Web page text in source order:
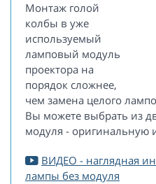
Монтаж голой
колбы в уже
используемый
ламповый модуль
проектора на
порядок сложнее,
чем замена целого
Вы можете выбрать из
модуля - оригинальную
ВИДЕО - наглядная
лампы без модуля